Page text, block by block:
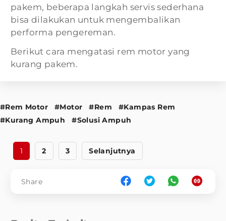
pakem, beberapa langkah servis sederhana
bisa dilakukan untuk mengembalikan
performa pengereman.
Berikut cara mengatasi rem motor yang
kurang pakem.
#Rem Motor #Motor #Rem
#Kampas Rem
#Kurang Ampuh
#Solusi Ampuh
1 2 3 Selanjutnya
Share